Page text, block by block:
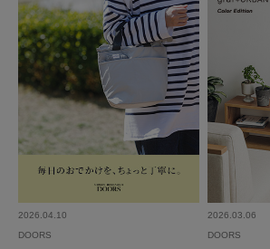
2026.04.10
DOORS
2026.03.06
DOORS